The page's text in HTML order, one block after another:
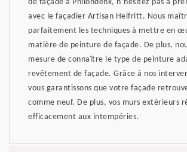
de façade à Philondenx, n’hésitez pas à
avec le façadier Artisan Helfritt. Nous
parfaitement les techniques à mettre en
matière de peinture de façade. De plus,
mesure de connaître le type de peinture
revêtement de façade. Grâce à nos
vous garantissons que votre façade
comme neuf. De plus, vos murs extérieurs
efficacement aux intempéries.